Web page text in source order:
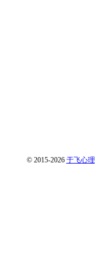
© 2015-2026 于飞心理